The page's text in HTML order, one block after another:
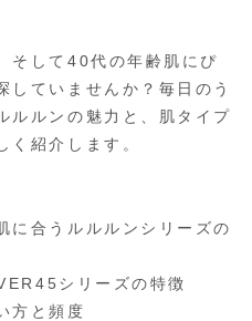
そして40代の年齢肌にぴ
していませんか？毎日のう
ルルンの魅力と、肌タイプ
く紹介します。
に合うルルルンシリーズの
シリーズの特徴
方と頻度